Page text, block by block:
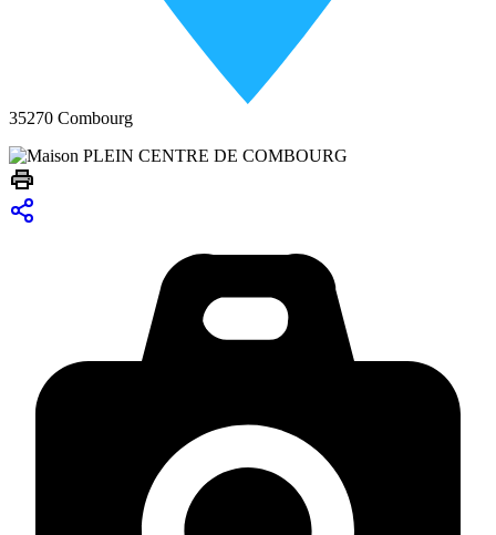
35270 Combourg